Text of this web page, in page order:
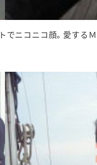
ニコニコ顔。愛する